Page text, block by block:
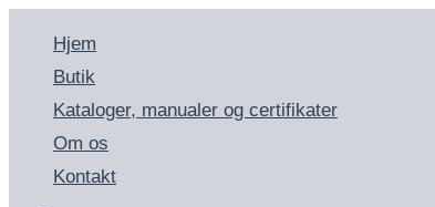
indholdet
Hjem
Butik
Kataloger, manualer og certifikater
Om os
Kontakt